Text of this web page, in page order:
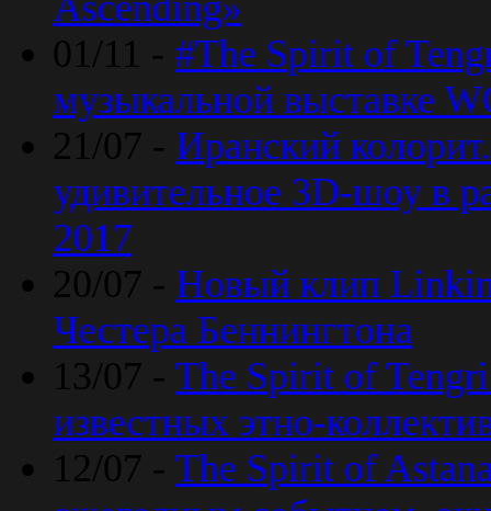
01/11 - #The Spirit of
музыкальной выставке
21/07 - Иранский
удивительное 3D-шоу в
2017
20/07 - Новый клип Linkin
Честера Беннингтона
13/07 - The Spirit of Tengri
известных этно-
12/07 - The Spirit of